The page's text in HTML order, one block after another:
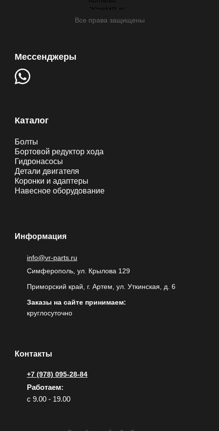
Все права защищены
Мессенджеры
Каталог
Болты
Бортовой редуктор хода
Гидронасосы
Детали двигателя
Коронки и адаптеры
Навесное оборудование
Информация
info@vr-parts.ru
Симферополь, ул. Крылова 129
Приморский край, г. Артем, ул. Уткинская, д. 6
Заказы на сайте принимаем:
круглосуточно
Контакты
+7 (978) 095-28-84
Работаем:
с 9.00 - 19.00